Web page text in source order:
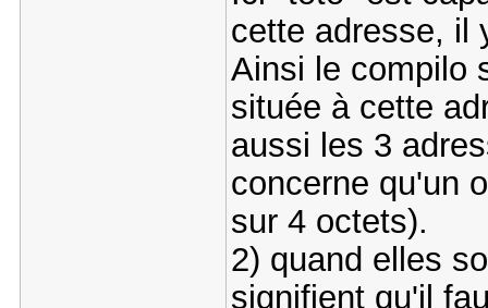
cette adresse, il
Ainsi le compilo
située à cette
aussi les 3
concerne qu'un
sur 4 octets).
2) quand elles
signifient qu'il